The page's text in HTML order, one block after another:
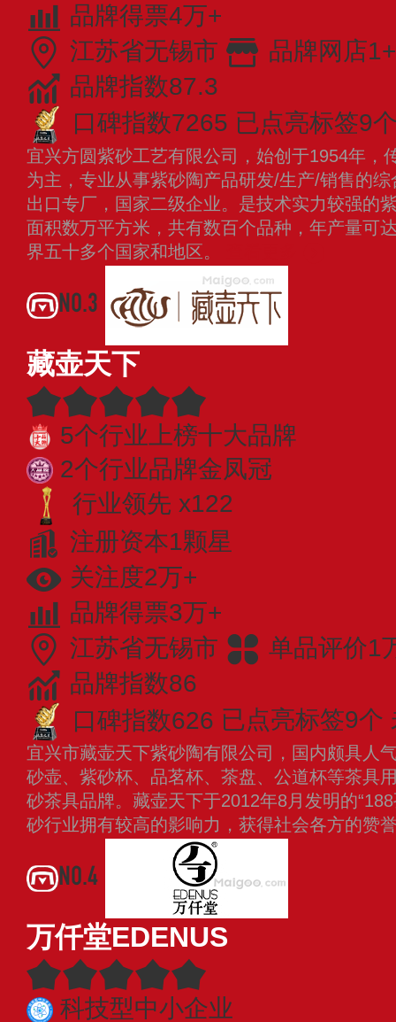
品牌得票4万+
江苏省无锡市
品牌网店1+
品牌指数87.3
口碑指数7265 已点亮标签9
宜兴方圆紫砂工艺有限公司，始创于1954年，
为主，专业从事紫砂陶产品研发/生产/销售的
出口专厂，国家二级企业。是技术实力较强的
面积数万平方米，共有数百个品种，年产量可
界五十多个国家和地区。
NO.3
藏壶天下
5个行业上榜十大品牌
2个行业品牌金凤冠
行业领先 x122
注册资本1颗星
关注度2万+
品牌得票3万+
江苏省无锡市
单品评价1
品牌指数86
口碑指数626 已点亮标签9个
宜兴市藏壶天下紫砂陶有限公司，国内颇具人
砂壶、紫砂杯、品茗杯、茶盘、公道杯等茶具
砂茶具品牌。藏壶天下于2012年8月发明的
砂行业拥有较高的影响力，获得社会各方的赞
NO.4
万仟堂EDENUS
科技型中小企业